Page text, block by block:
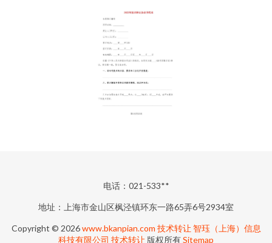
电话：021-533**
地址：上海市金山区枫泾镇环东一路65弄6号2934室
Copyright © 2026www.bkanpian.com 技术转让 智珏（上海）信息
科技有限公司 技术转让 版权所有Sitemap